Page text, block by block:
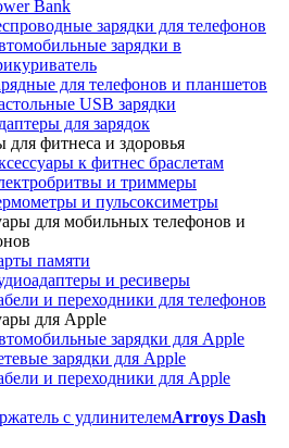
Bank
зарядки для телефонов
зарядки в
для телефонов и планшетов
USB зарядки
для зарядок
для фитнеса и здоровья
к фитнес браслетам
и триммеры
и пульсоксиметры
для мобильных телефонов и
памяти
и ресиверы
и переходники для телефонов
для Apple
зарядки для Apple
зарядки для Apple
и переходники для Apple
с удлинителемArroys Dash